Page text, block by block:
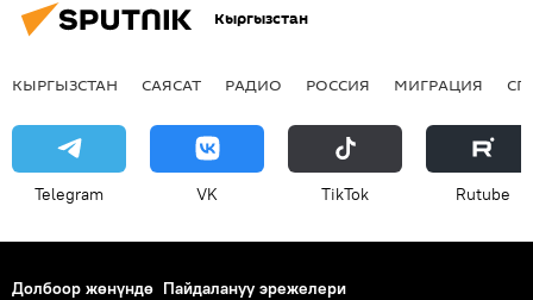
Кыргызстан
КЫРГЫЗСТАН САЯСАТ РАДИО РОССИЯ МИГРАЦИЯ
Telegram VK ТikТоk Rutube
Долбоор жөнүндө Пайдалануу эрежелери